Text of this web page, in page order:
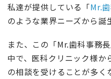
私達が提供している「Mr.
のような業界ニーズから誕
また、この「Mr.歯科事務
中で、医科クリニック様か
の相談を受けることが多